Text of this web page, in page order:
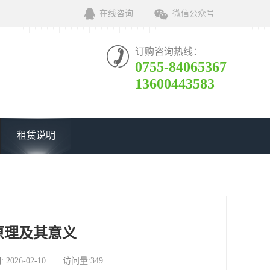
在线咨询 微信公众号
订购咨询热线：
0755-84065367
13600443583
租赁说明
及其意义
2026-02-10 访问量:349